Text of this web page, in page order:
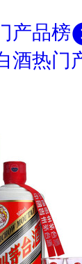
产品榜
酒热门